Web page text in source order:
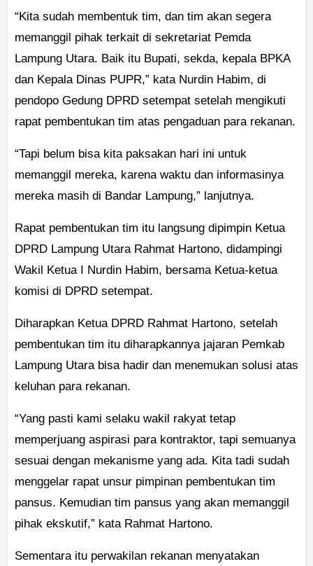
“Kita sudah membentuk tim, dan tim akan segera
memanggil pihak terkait di sekretariat Pemda
Lampung Utara. Baik itu Bupati, sekda, kepala BPKA
dan Kepala Dinas PUPR,” kata Nurdin Habim, di
pendopo Gedung DPRD setempat setelah mengikuti
rapat pembentukan tim atas pengaduan para rekanan.
“Tapi belum bisa kita paksakan hari ini untuk
memanggil mereka, karena waktu dan informasinya
mereka masih di Bandar Lampung,” lanjutnya.
Rapat pembentukan tim itu langsung dipimpin Ketua
DPRD Lampung Utara Rahmat Hartono, didampingi
Wakil Ketua I Nurdin Habim, bersama Ketua-ketua
komisi di DPRD setempat.
Diharapkan Ketua DPRD Rahmat Hartono, setelah
pembentukan tim itu diharapkannya jajaran Pemkab
Lampung Utara bisa hadir dan menemukan solusi atas
keluhan para rekanan.
“Yang pasti kami selaku wakil rakyat tetap
memperjuang aspirasi para kontraktor, tapi semuanya
sesuai dengan mekanisme yang ada. Kita tadi sudah
menggelar rapat unsur pimpinan pembentukan tim
pansus. Kemudian tim pansus yang akan memanggil
pihak ekskutif,” kata Rahmat Hartono.
Sementara itu perwakilan rekanan menyatakan